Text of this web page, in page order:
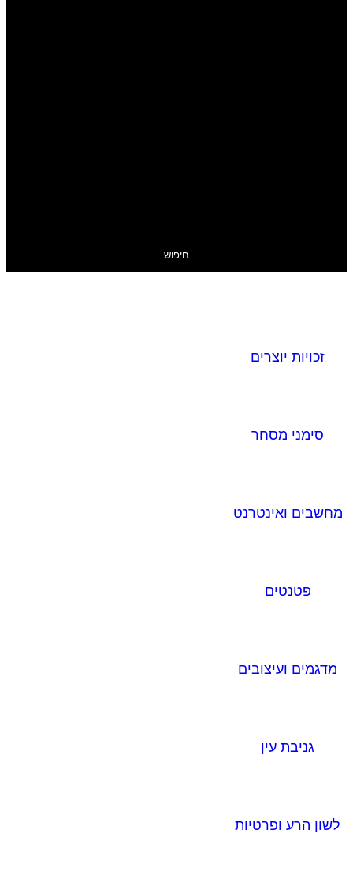
חיפוש
זכויות יוצרים
סימני מסחר
מחשבים ואינטרנט
פטנטים
מדגמים ועיצובים
גניבת עין
לשון הרע ופרטיות